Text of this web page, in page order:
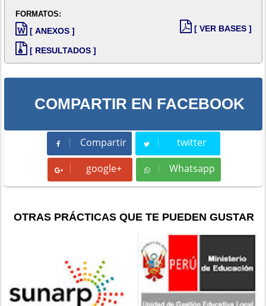
FORMATOS:
[ ANEXOS ]
[ RESULTADOS ]
[ VER BASES ]
COMPARTIR EN FACEBOOK
Compartir
Compartir twitter
Tweet
google+ Whatsapp
Whatsapp
OTRAS PRÁCTICAS QUE TE PUEDEN GUSTAR